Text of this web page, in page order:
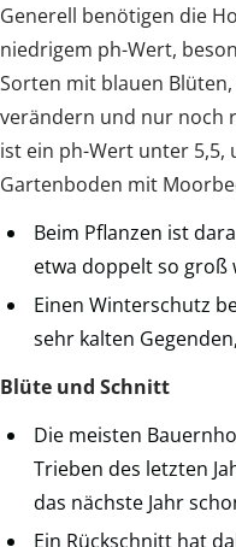
Generell benötigen die
niedrigem ph-Wert,
Sorten mit blauen
verändern und nur noch
ist ein ph-Wert unter 5,5,
Gartenboden mit
Beim Pflanzen ist
etwa doppelt so groß
Einen Winterschutz
sehr kalten
Blüte und Schnitt
Die meisten
Trieben des letzten
das nächste Jahr
Ein Rückschnitt hat